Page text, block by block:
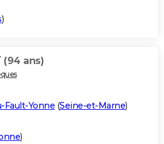
)
(94 ans)
Fault-Yonne (Seine-et-Marne)
)